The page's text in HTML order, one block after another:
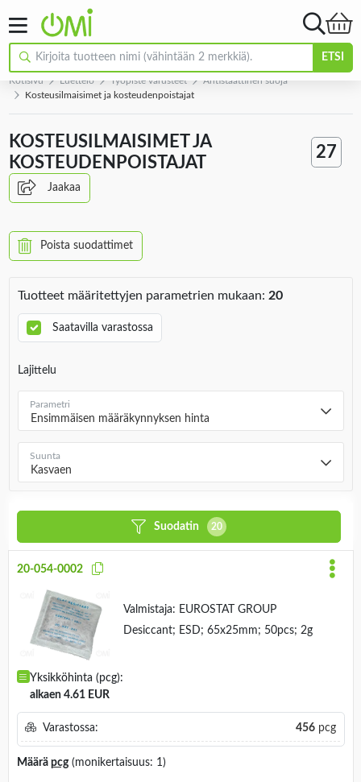
ETSI
Kotisivu Luettelo Työpiste varusteet
Antistaattinen suoja
Kosteusilmaisimet ja kosteudenpoistajat
KOSTEUSILMAISIMET JA
KOSTEUDENPOISTAJAT
27
Jaakaa
Poista suodattimet
Tuotteet määritettyjen parametrien mukaan: 20
Saatavilla varastossa
Lajittelu
Ensimmäisen määräkynnyksen hinta
Parametri
Kasvaen
Suunta
Suodatin 20
20-054-0002
Valmistaja: EUROSTAT GROUP
Desiccant; ESD; 65x25mm; 50pcs; 2g
Yksikköhinta (pcg):
alkaen 4.61 EUR
Varastossa: 456pcg
Määrä pcg(monikertaisuus: 1)